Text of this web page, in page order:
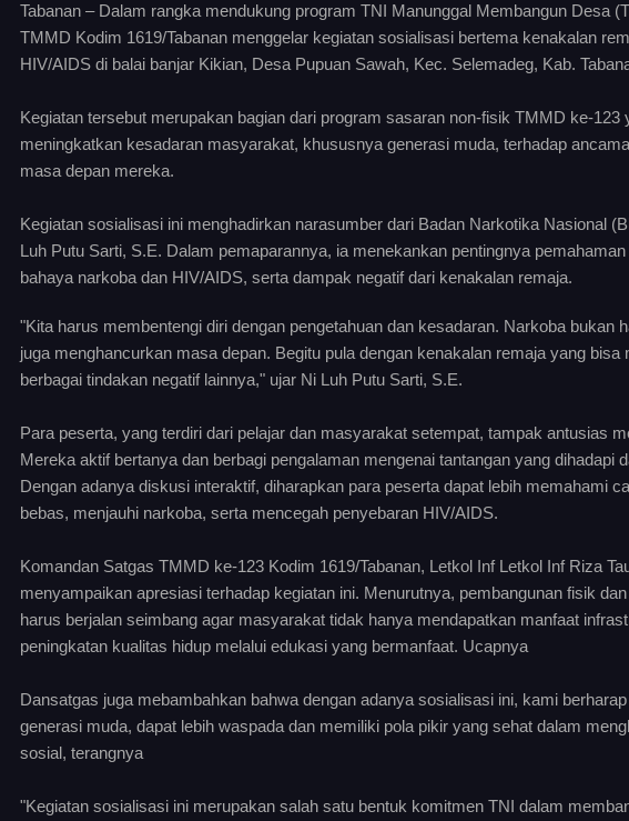
Tabanan – Dalam rangka mendukung program TNI Manunggal Membangun Desa
TMMD Kodim 1619/Tabanan menggelar kegiatan sosialisasi bertema kenakalan
HIV/AIDS di balai banjar Kikian, Desa Pupuan Sawah, Kec. Selemadeg, Kab.
Kegiatan tersebut merupakan bagian dari program sasaran non-fisik TMMD ke-123
meningkatkan kesadaran masyarakat, khususnya generasi muda, terhadap
masa depan mereka.
Kegiatan sosialisasi ini menghadirkan narasumber dari Badan Narkotika Nasional
Luh Putu Sarti, S.E. Dalam pemaparannya, ia menekankan pentingnya
bahaya narkoba dan HIV/AIDS, serta dampak negatif dari kenakalan remaja.
"Kita harus membentengi diri dengan pengetahuan dan kesadaran. Narkoba bukan
juga menghancurkan masa depan. Begitu pula dengan kenakalan remaja yang bisa
berbagai tindakan negatif lainnya," ujar Ni Luh Putu Sarti, S.E.
Para peserta, yang terdiri dari pelajar dan masyarakat setempat, tampak antusias
Mereka aktif bertanya dan berbagi pengalaman mengenai tantangan yang dihadapi
Dengan adanya diskusi interaktif, diharapkan para peserta dapat lebih memahami
bebas, menjauhi narkoba, serta mencegah penyebaran HIV/AIDS.
Komandan Satgas TMMD ke-123 Kodim 1619/Tabanan, Letkol Inf Letkol Inf Riza
menyampaikan apresiasi terhadap kegiatan ini. Menurutnya, pembangunan fisik
harus berjalan seimbang agar masyarakat tidak hanya mendapatkan manfaat
peningkatan kualitas hidup melalui edukasi yang bermanfaat. Ucapnya
Dansatgas juga mebambahkan bahwa dengan adanya sosialisasi ini, kami
generasi muda, dapat lebih waspada dan memiliki pola pikir yang sehat dalam
sosial, terangnya
"Kegiatan sosialisasi ini merupakan salah satu bentuk komitmen TNI dalam